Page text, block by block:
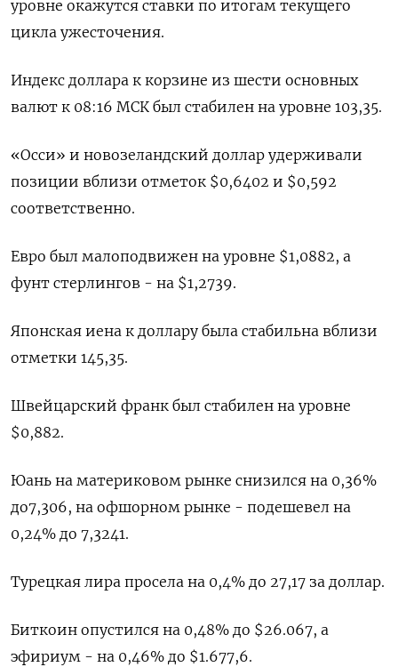
уровне окажутся ставки по итогам текущего
цикла ужесточения.
Индекс доллара к корзине из шести основных
валют к 08:16 МСК был стабилен на уровне 103,35​.
«Осси» и новозеландский доллар удерживали
позиции вблизи отметок $0,6402​ и $0,592
соответственно.
Евро был малоподвижен на уровне $1,0882​, а
фунт стерлингов - на $1,2739​.
Японская иена к доллару была стабильна вблизи
отметки 145,35.
Швейцарский франк был стабилен на уровне
$0,882​.
Юань на материковом рынке снизился на 0,36%
до​ 7,306​, на офшорном рынке - подешевел на
0,24% до 7,3241.
Турецкая лира просела на 0,4% до 27,17 за доллар.
Биткоин опустился на 0,48% до $26.067, а
эфириум - на 0,46% до $1.677,6.